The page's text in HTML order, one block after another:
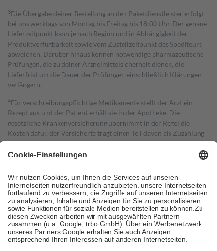
3Die Übergabe deiner Bestellung an den Paketdienstleister erfolgt
bei uns werktags von Montag bis Freitag bis 18:00 Uhr. Der genaue
Lieferzeitpunkt kann je nach Region und in Abhängigkeit der
Produktverfügbarkeit sowie vom Zustellzeitpunkt des Spediteurs
abweichen. Darüber hinaus können notwendige pharmazeutische
Prüfungen, die zu deiner Arzneimittelsicherheit dienen, die
Lieferfrist um die Dauer der Prüfungen einschließlich Klärungen
verlängern.
4Für verschreibungspflichtige Medikamente stellt der Arzt ein
Rezept aus und der Patient erhält sie in der Apotheke. Die
gesetzliche Krankenversicherung übernimmt in der Regel die
Kosten dafür, der Versicherte trägt einen Teil davon als Zuzahlung
mit.
Grundsätzlich leisten Mitglieder Zuzahlungen in Höhe von zehn
höchstens zehn Euro.
Es sind jedoch nie mehr als die tatsächlichen
Kosten der Leistung zu entrichten.
Diese Regeln gelten grundsätzlich auch für Online-Apotheken.
Bei Heilmitteln und häuslicher Krankenpflege beträgt die
Zuzahlung zehn Prozent der Kosten sowie zehn Euro je
Verordnung.
Um das Engagement der Versicherten für ihre eigene Gesundheit zu
stärken und die besondere Stellung der Familie zu unterstützen,